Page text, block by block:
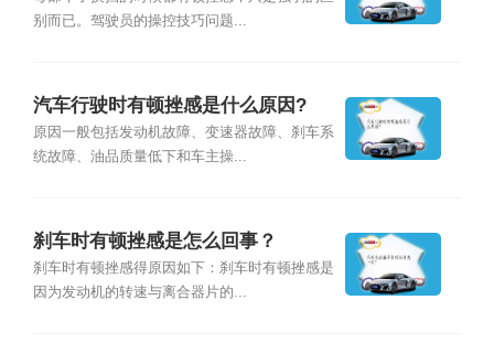
别而已。驾驶员的操控技巧问题...
汽车行驶时有顿挫感是什么原因?
原因一般包括发动机故障、变速器故障、刹车系
统故障、油品质量低下和车主操...
刹车时有顿挫感是怎么回事？
刹车时有顿挫感得原因如下：刹车时有顿挫感是
因为发动机的转速与离合器片的...